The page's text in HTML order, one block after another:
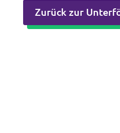
Zurück zur